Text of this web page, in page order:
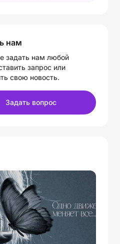
нам
задать нам любой
запрос или
свою новость.
Задать вопрос